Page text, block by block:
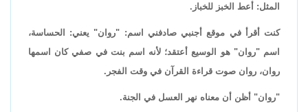
المثل: أعط الخبز للخباز.
كنت أقرأ في موقع أجنبي صادفني اسم: "روان" يعني: الحساسة،
اسم "روان" هو الوسيع أعتقد؛ لأنه اسم بنت في صفي كان اسمها
روان، روان صوت قراءة القرآن في وقت الفجر.
"روان" أظن أن معناه نهر العسل في الجنة.